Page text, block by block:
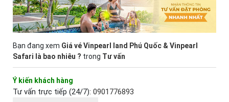
Bạn đang xem Giá vé Vinpearl land Phú Quốc & Vinpearl
Safari là bao nhiêu ? trong Tư vấn
Ý kiến khách hàng
Tư vấn trực tiếp (24/7): 0901776893